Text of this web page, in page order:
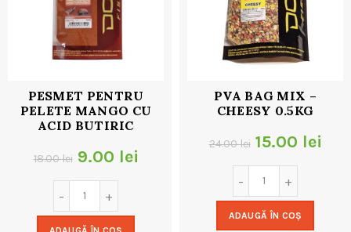
PESMET PENTRU
PELETE MANGO CU
ACID BUTIRIC
18.00lei Prețul
inițial
a
9.00 lei
PVA BAG MIX –
CHEESY 0.5KG
24.00lei Prețul
inițial
a
fost:
15.00 lei
ADAUGĂ ÎN COȘ